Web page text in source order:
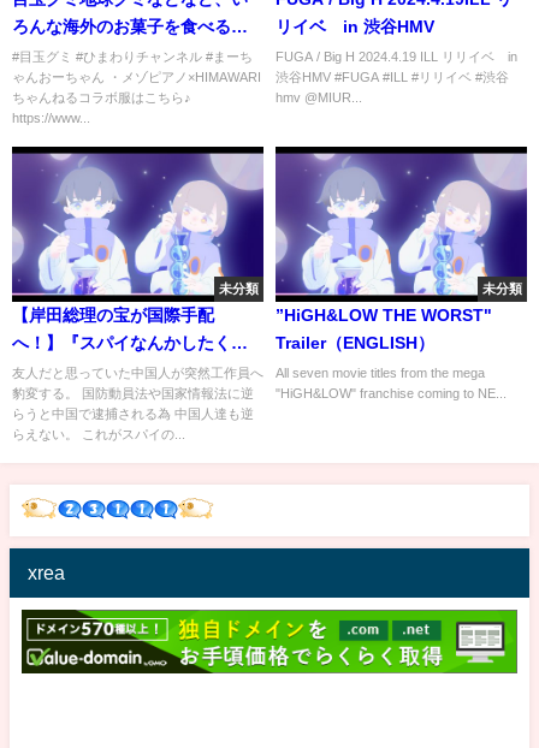
ろんな海外のお菓子を食べるぞ
～！！himawari-CH
#目玉グミ #ひまわりチャンネル #まーち
ゃんおーちゃん ・メゾピアノ×HIMAWARI
ちゃんねるコラボ服はこちら♪
https://www...
リイベ in 渋谷HMV
FUGA / Big H 2024.4.19 ILL リリイベ in
渋谷HMV #FUGA #ILL #リリイベ #渋谷
hmv @MIUR...
未分類
【岸田総理の宝が国際手配
へ！】『スパイなんかしたくな
い！でもスパイしないと中国に
帰国したら逮捕されるんだ！』
これが中国共産党の実態！岸田
宝」とか言ってる場合じゃ無い
んだよ！
友人だと思っていた中国人が突然工作員へ
豹変する。 国防動員法や国家情報法に逆
らうと中国で逮捕される為 中国人達も逆
らえない。 これがスパイの...
未分類
”HiGH&LOW THE WORST"
Trailer（ENGLISH）
All seven movie titles from the mega
"HiGH&LOW" franchise coming to NE...
xrea